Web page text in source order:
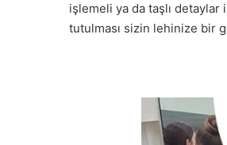
işlemeli ya da taşlı detaylar
tutulması sizin lehinize bir